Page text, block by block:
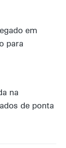
em
para
na
de ponta